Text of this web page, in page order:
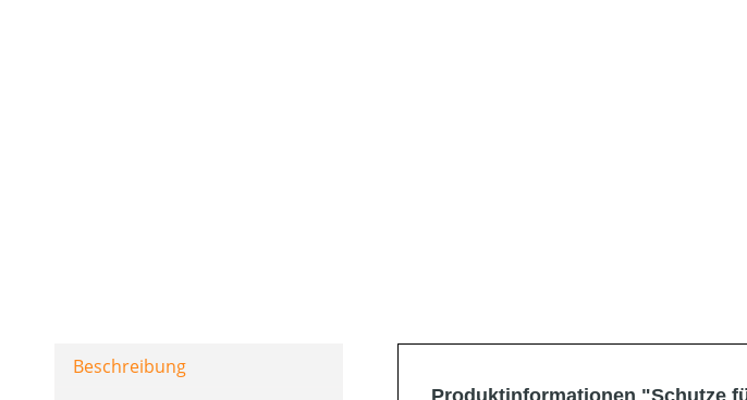
Beschreibung
Produktinformationen "Schutze